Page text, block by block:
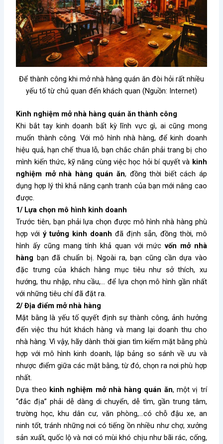
Để thành công khi mở nhà hàng quán ăn đòi hỏi rất nhiều
yếu tố từ chủ quan đến khách quan (Nguồn: Internet)
Kinh nghiệm mở nhà hàng quán ăn thành công
Khi bắt tay kinh doanh bất kỳ lĩnh vực gì, ai cũng mong
muốn thành công. Với mô hình nhà hàng, để kinh doanh
hiệu quả, hạn chế thua lỗ, bạn chắc chắn phải trang bị cho
mình kiến thức, kỹ năng cùng việc học hỏi bí quyết và kinh
nghiệm mở nhà hàng quán ăn, đồng thời biết cách áp
dụng hợp lý thì khả năng cạnh tranh của bạn mới nâng cao
được.
1/ Lựa chọn mô hình kinh doanh
Trước tiên, bạn phải lựa chọn được mô hình nhà hàng phù
hợp vớiý tưởng kinh doanh đã định sẵn, đồng thời, mô
hình ấy cũng mang tính khả quan với mứcvốn mở nhà
hàng bạn đã chuẩn bị. Ngoài ra, bạn cũng cần dựa vào
đặc trưng của khách hàng mục tiêu như sở thích, xu
hướng, thu nhập, nhu cầu,… để lựa chọn mô hình gần nhất
với những tiêu chí đã đặt ra.
2/ Địa điểm mở nhà hàng
Mặt bằng là yếu tố quyết định sự thành công, ảnh hưởng
đến việc thu hút khách hàng và mang lại doanh thu cho
nhà hàng. Vì vậy, hãy dành thời gian tìm kiếm mặt bằng phù
hợp với mô hình kinh doanh, lập bảng so sánh về ưu và
nhược điểm giữa các mặt bằng, từ đó, chọn ra nơi phù hợp
nhất.
Dựa theo kinh nghiệm mở nhà hàng quán ăn, một vị trí
“đắc địa” phải dễ dàng di chuyển, dễ tìm, gần trung tâm,
trường học, khu dân cư, văn phòng,…có chỗ đậu xe, an
ninh tốt, tránh những nơi có tiếng ồn nhiều như chợ, xưởng
sản xuất, quốc lộ và nơi có mùi khó chịu như bãi rác, cống,